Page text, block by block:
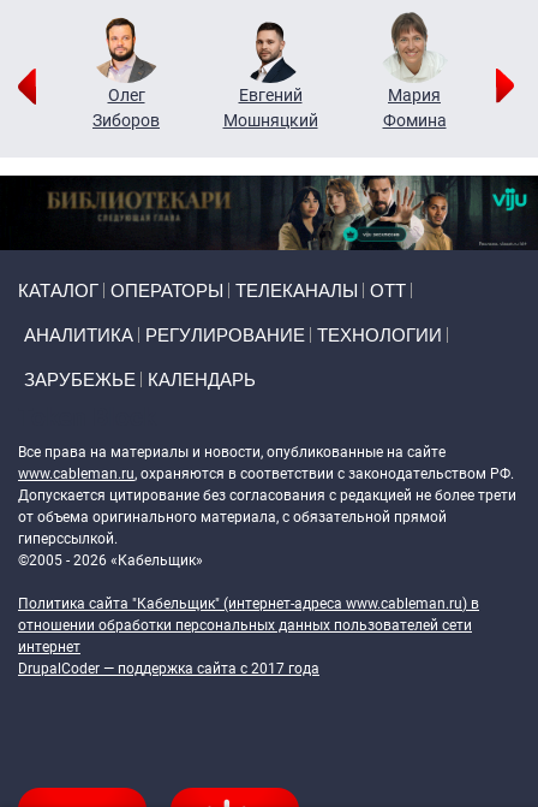
Олег
Зиборов
Евгений
Мошняцкий
Мария
Фомина
КАТАЛОГ ОПЕРАТОРЫ ТЕЛЕКАНАЛЫ ОТТ
АНАЛИТИКА РЕГУЛИРОВАНИЕ ТЕХНОЛОГИИ
ЗАРУБЕЖЬЕ КАЛЕНДАРЬ
Все права на материалы и новости, опубликованные на сайте
www.cableman.ru, охраняются в соответствии с законодательством РФ.
Допускается цитирование без согласования с редакцией не более трети
от объема оригинального материала, с обязательной прямой
гиперссылкой.
©2005 - 2026 «Кабельщик»
Политика сайта "Кабельщик" (интернет-адреса www.cableman.ru) в
отношении обработки персональных данных пользователей сети
интернет
DrupalCoder — поддержка сайта c 2017 года